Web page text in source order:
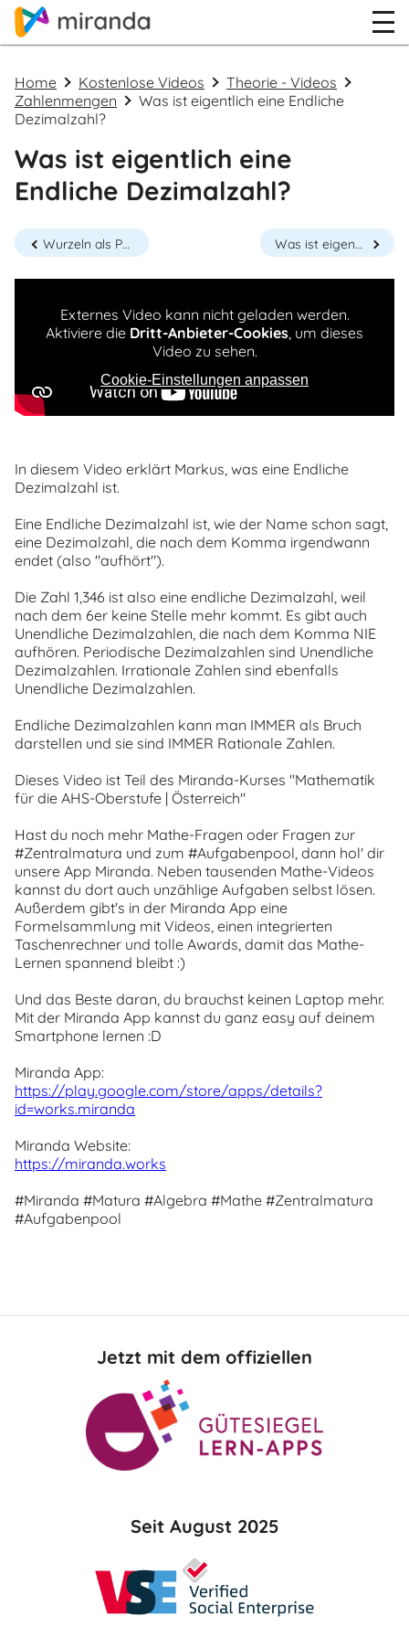
Home Kostenlose Videos
Theorie - Videos
Zahlenmengen
Was ist eigentlich eine Endliche
Dezimalzahl?
Was ist eigentlich eine
Endliche Dezimalzahl?
Wurzeln als Potenzen mit rationalen Hochzahlen Was ist eigentlich eine Unendliche Dezimalzahl?
Externes Video kann nicht geladen werden.
Aktiviere die Dritt-Anbieter-Cookies, um dieses
Video zu sehen.
Cookie-Einstellungen anpassen
In diesem Video erklärt Markus, was eine Endliche
Dezimalzahl ist.
Eine Endliche Dezimalzahl ist, wie der Name schon sagt,
eine Dezimalzahl, die nach dem Komma irgendwann
endet (also "aufhört").
Die Zahl 1,346 ist also eine endliche Dezimalzahl, weil
nach dem 6er keine Stelle mehr kommt. Es gibt auch
Unendliche Dezimalzahlen, die nach dem Komma NIE
aufhören. Periodische Dezimalzahlen sind Unendliche
Dezimalzahlen. Irrationale Zahlen sind ebenfalls
Unendliche Dezimalzahlen.
Endliche Dezimalzahlen kann man IMMER als Bruch
darstellen und sie sind IMMER Rationale Zahlen.
Dieses Video ist Teil des Miranda-Kurses "Mathematik
für die AHS-Oberstufe | Österreich"
Hast du noch mehr Mathe-Fragen oder Fragen zur
#Zentralmatura und zum #Aufgabenpool, dann hol' dir
unsere App Miranda. Neben tausenden Mathe-Videos
kannst du dort auch unzählige Aufgaben selbst lösen.
Außerdem gibt's in der Miranda App eine
Formelsammlung mit Videos, einen integrierten
Taschenrechner und tolle Awards, damit das Mathe-
Lernen spannend bleibt :)
Und das Beste daran, du brauchst keinen Laptop mehr.
Mit der Miranda App kannst du ganz easy auf deinem
Smartphone lernen :D
Miranda App:
https://play.google.com/store/apps/details?
id=works.miranda
Miranda Website:
https://miranda.works
#Miranda #Matura #Algebra #Mathe #Zentralmatura
#Aufgabenpool
Jetzt mit dem offiziellen
Seit August 2025